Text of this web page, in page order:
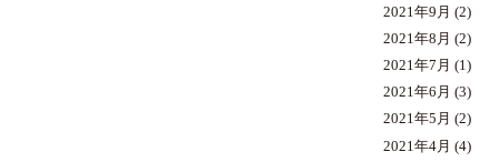
2021年9月 (2)
2021年8月 (2)
2021年7月 (1)
2021年6月 (3)
2021年5月 (2)
2021年4月 (4)